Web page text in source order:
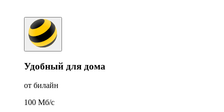
Удобный для дома
от билайн
100 Мб/c